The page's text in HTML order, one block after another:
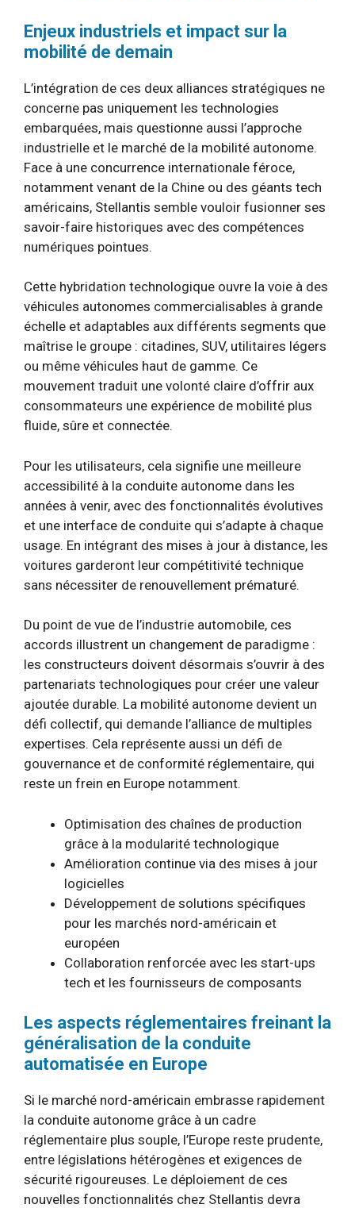
Enjeux industriels et impact sur la
mobilité de demain
L’intégration de ces deux alliances stratégiques ne
concerne pas uniquement les technologies
embarquées, mais questionne aussi l’approche
industrielle et le marché de la mobilité autonome.
Face à une concurrence internationale féroce,
notamment venant de la Chine ou des géants tech
américains, Stellantis semble vouloir fusionner ses
savoir-faire historiques avec des compétences
numériques pointues.
Cette hybridation technologique ouvre la voie à des
véhicules autonomes commercialisables à grande
échelle et adaptables aux différents segments que
maîtrise le groupe : citadines, SUV, utilitaires légers
ou même véhicules haut de gamme. Ce
mouvement traduit une volonté claire d’offrir aux
consommateurs une expérience de mobilité plus
fluide, sûre et connectée.
Pour les utilisateurs, cela signifie une meilleure
accessibilité à la conduite autonome dans les
années à venir, avec des fonctionnalités évolutives
et une interface de conduite qui s’adapte à chaque
usage. En intégrant des mises à jour à distance, les
voitures garderont leur compétitivité technique
sans nécessiter de renouvellement prématuré.
Du point de vue de l’industrie automobile, ces
accords illustrent un changement de paradigme :
les constructeurs doivent désormais s’ouvrir à des
partenariats technologiques pour créer une valeur
ajoutée durable. La mobilité autonome devient un
défi collectif, qui demande l’alliance de multiples
expertises. Cela représente aussi un défi de
gouvernance et de conformité réglementaire, qui
reste un frein en Europe notamment.
Optimisation des chaînes de production
grâce à la modularité technologique
Amélioration continue via des mises à jour
logicielles
Développement de solutions spécifiques
pour les marchés nord-américain et
européen
Collaboration renforcée avec les start-ups
tech et les fournisseurs de composants
Les aspects réglementaires freinant la
généralisation de la conduite
automatisée en Europe
Si le marché nord-américain embrasse rapidement
la conduite autonome grâce à un cadre
réglementaire plus souple, l’Europe reste prudente,
entre législations hétérogènes et exigences de
sécurité rigoureuses. Le déploiement de ces
nouvelles fonctionnalités chez Stellantis devra